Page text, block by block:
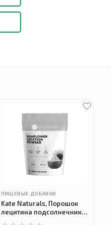
ПИЩЕВЫЕ ДОБАВКИ
Kate Naturals, Порошок
лецитина подсолнечника,